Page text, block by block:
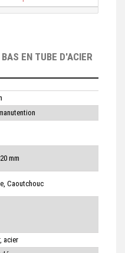
EN TUBE D'ACIER
mm
Caoutchouc
acier